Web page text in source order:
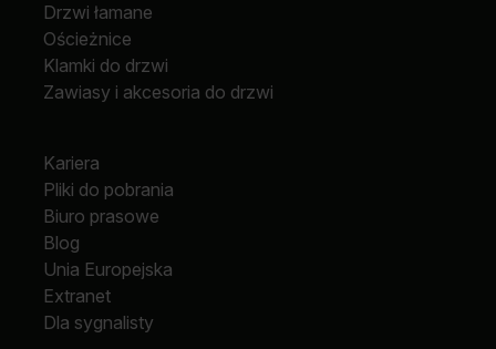
Drzwi łamane
Ościeżnice
Klamki do drzwi
Zawiasy i akcesoria do drzwi
Kariera
Pliki do pobrania
Biuro prasowe
Blog
Unia Europejska
Extranet
Dla sygnalisty